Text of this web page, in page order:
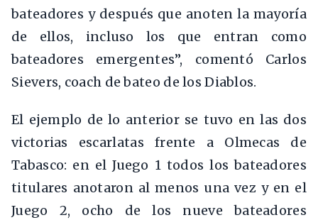
bateadores y después que anoten la mayoría
de ellos, incluso los que entran como
bateadores emergentes”, comentó Carlos
Sievers, coach de bateo de los Diablos.
El ejemplo de lo anterior se tuvo en las dos
victorias escarlatas frente a Olmecas de
Tabasco: en el Juego 1 todos los bateadores
titulares anotaron al menos una vez y en el
Juego 2, ocho de los nueve bateadores